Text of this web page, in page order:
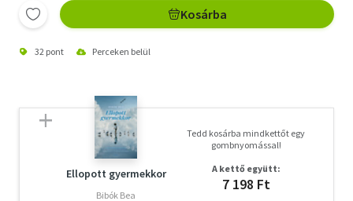
Kosárba
32 pont Perceken belül
Ellopott gyermekkor
Bibók Bea
Tedd kosárba mindkettőt egy
gombnyomással!
A kettő együtt:
7 198 Ft